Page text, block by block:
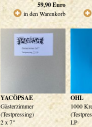
59,90Euro
in den Warenkorb
YACÖPSAE
Gästerzimmer
(Testpressing)
2 x 7"
OHL
1000
LP